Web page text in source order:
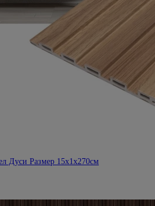
Дуси Размер 15х1х270см